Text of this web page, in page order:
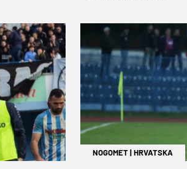
NOGOMET|HRVATSKA